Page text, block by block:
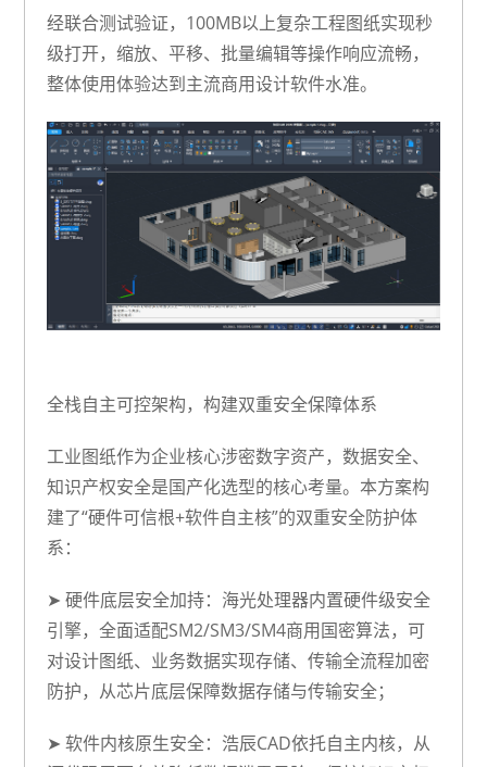
经联合测试验证， 100MB以上复杂工程图纸实现秒
级打开，缩放、平移、批量编辑等操作响应流畅，
整体使用体验达到主流商用设计软件水准。
全栈自主可控架构，构建双重安全保障体系
工业图纸作为企业核心涉密数字资产，数据安全、
知识产权安全是国产化选型的核心考量。本方案构
建了“硬件可信根+软件自主核”的双重安全防护体
系：
➤硬件底层安全加持：海光处理器内置硬件级安全
引擎，全面适配SM2/SM3/SM4商用国密算法，可
对设计图纸、业务数据实现存储、传输全流程加密
防护，从芯片底层保障数据存储与传输安全；
➤软件内核原生安全：浩辰CAD依托自主内核，从